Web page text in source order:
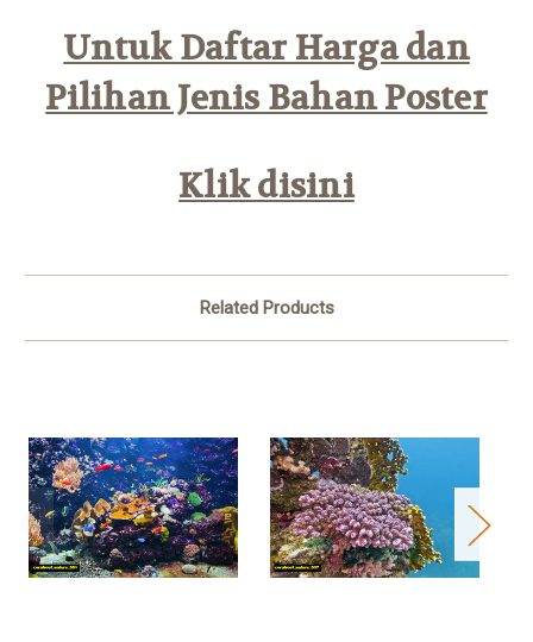
Untuk Daftar Harga dan
Pilihan Jenis Bahan Poster
Klik disini
Related Products